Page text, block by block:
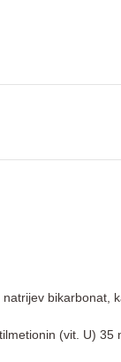
bikarbonat,
(vit. U)